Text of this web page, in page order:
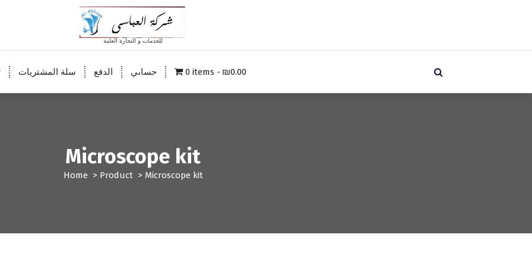
للخدمات و التجارة العامة
سلة المشتريات الدفع حسابي 0 items ₪0.00
Microscope kit
Home > Product> Microscope kit